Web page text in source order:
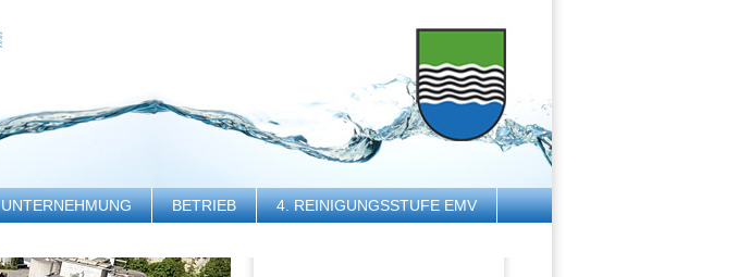
UNTERNEHMUNG BETRIEB
4. REINIGUNGSSTUFE EMV